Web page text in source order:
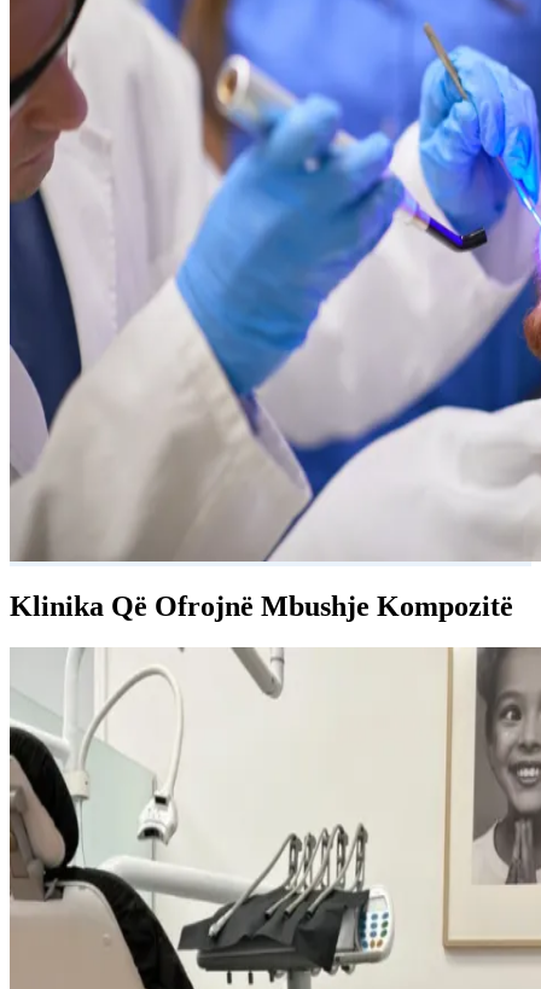
Klinika Që Ofrojnë Mbushje Kompozitë